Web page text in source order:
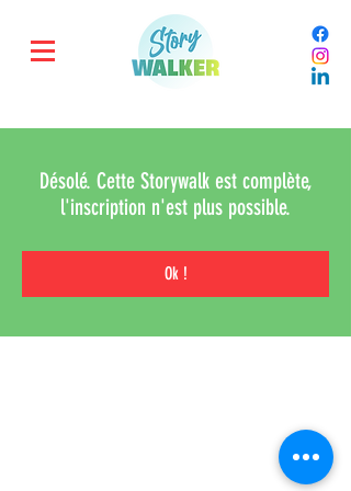
Désolé. Cette Storywalk est complète,
l'inscription n'est plus possible.
Ok !